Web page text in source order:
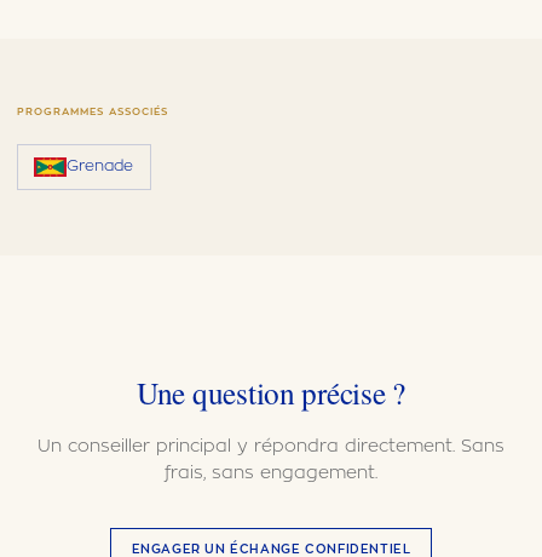
PROGRAMMES ASSOCIÉS
Grenade
Une question précise ?
Un conseiller principal y répondra directement. Sans
frais, sans engagement.
ENGAGER UN ÉCHANGE CONFIDENTIEL